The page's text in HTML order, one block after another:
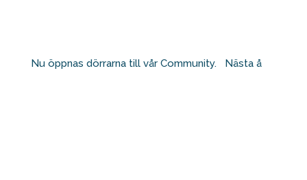
Nu öppnas dörrarna till vår Community. ⁠ ⁠ Nästa å